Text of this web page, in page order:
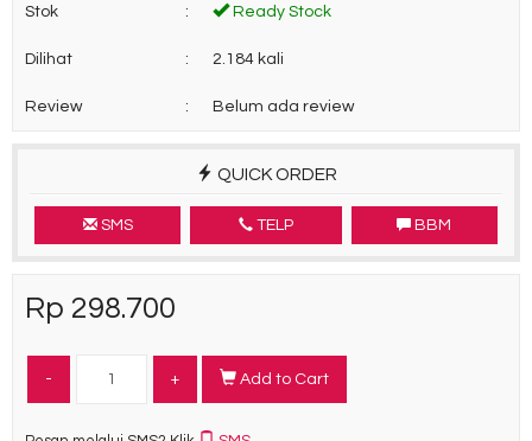
Stok : Ready Stock
Dilihat : 2.184 kali
Review : Belum ada review
QUICK ORDER
SMS TELP BBM
Rp 298.700
- + Add to Cart